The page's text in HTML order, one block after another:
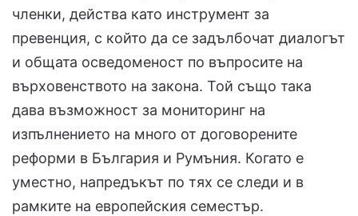
членки, действа като инструмент за
превенция, с който да се задълбочат диалогът
и общата осведоменост по въпросите на
върховенството на закона. Той също така
дава възможност за мониторинг на
изпълнението на много от договорените
реформи в България и Румъния. Когато е
уместно, напредъкът по тях се следи и в
рамките на европейския семестър.